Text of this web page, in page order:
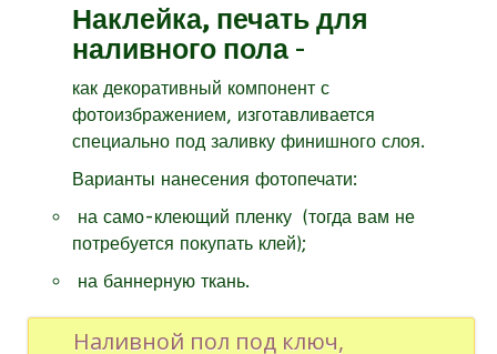
Наклейка, печать для
наливного пола -
как декоративный компонент с
фотоизбражением, изготавливается
специально под заливку финишного слоя.
Варианты нанесения фотопечати:
на само-клеющий пленку (тогда вам не
потребуется покупать клей);
на баннерную ткань.
Наливной пол под ключ,